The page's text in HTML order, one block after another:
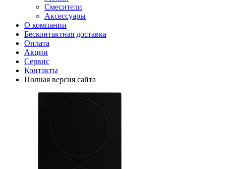
Смесители
Аксессуары
О компании
Бесконтактная доставка
Оплата
Акции
Сервис
Контакты
Полная версия сайта